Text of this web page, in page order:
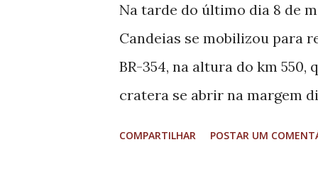
civil Lucio Fernando Borges.
regularidade de empresas
geociências ...
Na tarde do último dia 8 de
Candeias se mobilizou para
BR-354, na altura do km
cratera se abrir na margem
COMPARTILHAR POSTAR UM